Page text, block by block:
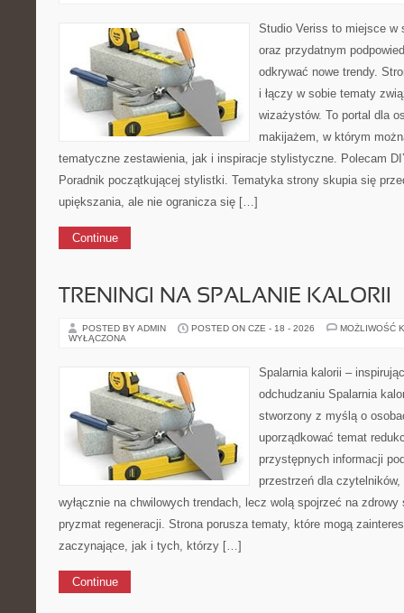
Studio Veriss to miejsce w
oraz przydatnym
odkrywać nowe trendy.
i łączy w sobie tematy
wizażystów. To portal dla
makijażem, w którym
tematyczne zestawienia, jak i inspiracje stylistyczne. Polecam
Poradnik początkującej stylistki. Tematyka strony skupia się
upiększania, ale nie ogranicza się […]
Continue
TRENINGI NA SPALANIE KALORII
POSTED BY ADMIN POSTED ON CZE - 18 - 2026
MOŻLIWOŚĆ
WYŁĄCZONA
Spalarnia kalorii –
odchudzaniu Spalarnia
stworzony z myślą o
uporządkować temat
przystępnych informacji
przestrzeń dla
wyłącznie na chwilowych trendach, lecz wolą spojrzeć na
pryzmat regeneracji. Strona porusza tematy, które mogą
zaczynające, jak i tych, którzy […]
Continue